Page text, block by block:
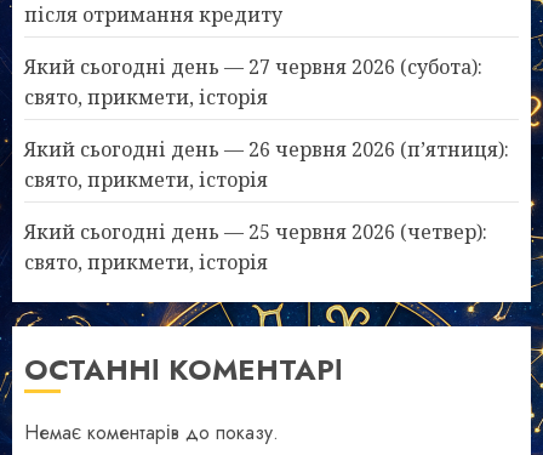
після отримання кредиту
Який сьогодні день — 27 червня 2026 (субота):
свято, прикмети, історія
Який сьогодні день — 26 червня 2026 (п’ятниця):
свято, прикмети, історія
Який сьогодні день — 25 червня 2026 (четвер):
свято, прикмети, історія
ОСТАННІ КОМЕНТАРІ
Немає коментарів до показу.